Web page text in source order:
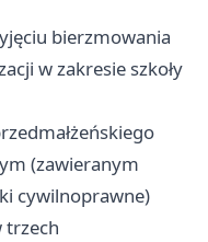
bierzmowania
w zakresie szkoły
(zawieranym
cywilnoprawne)
trzech